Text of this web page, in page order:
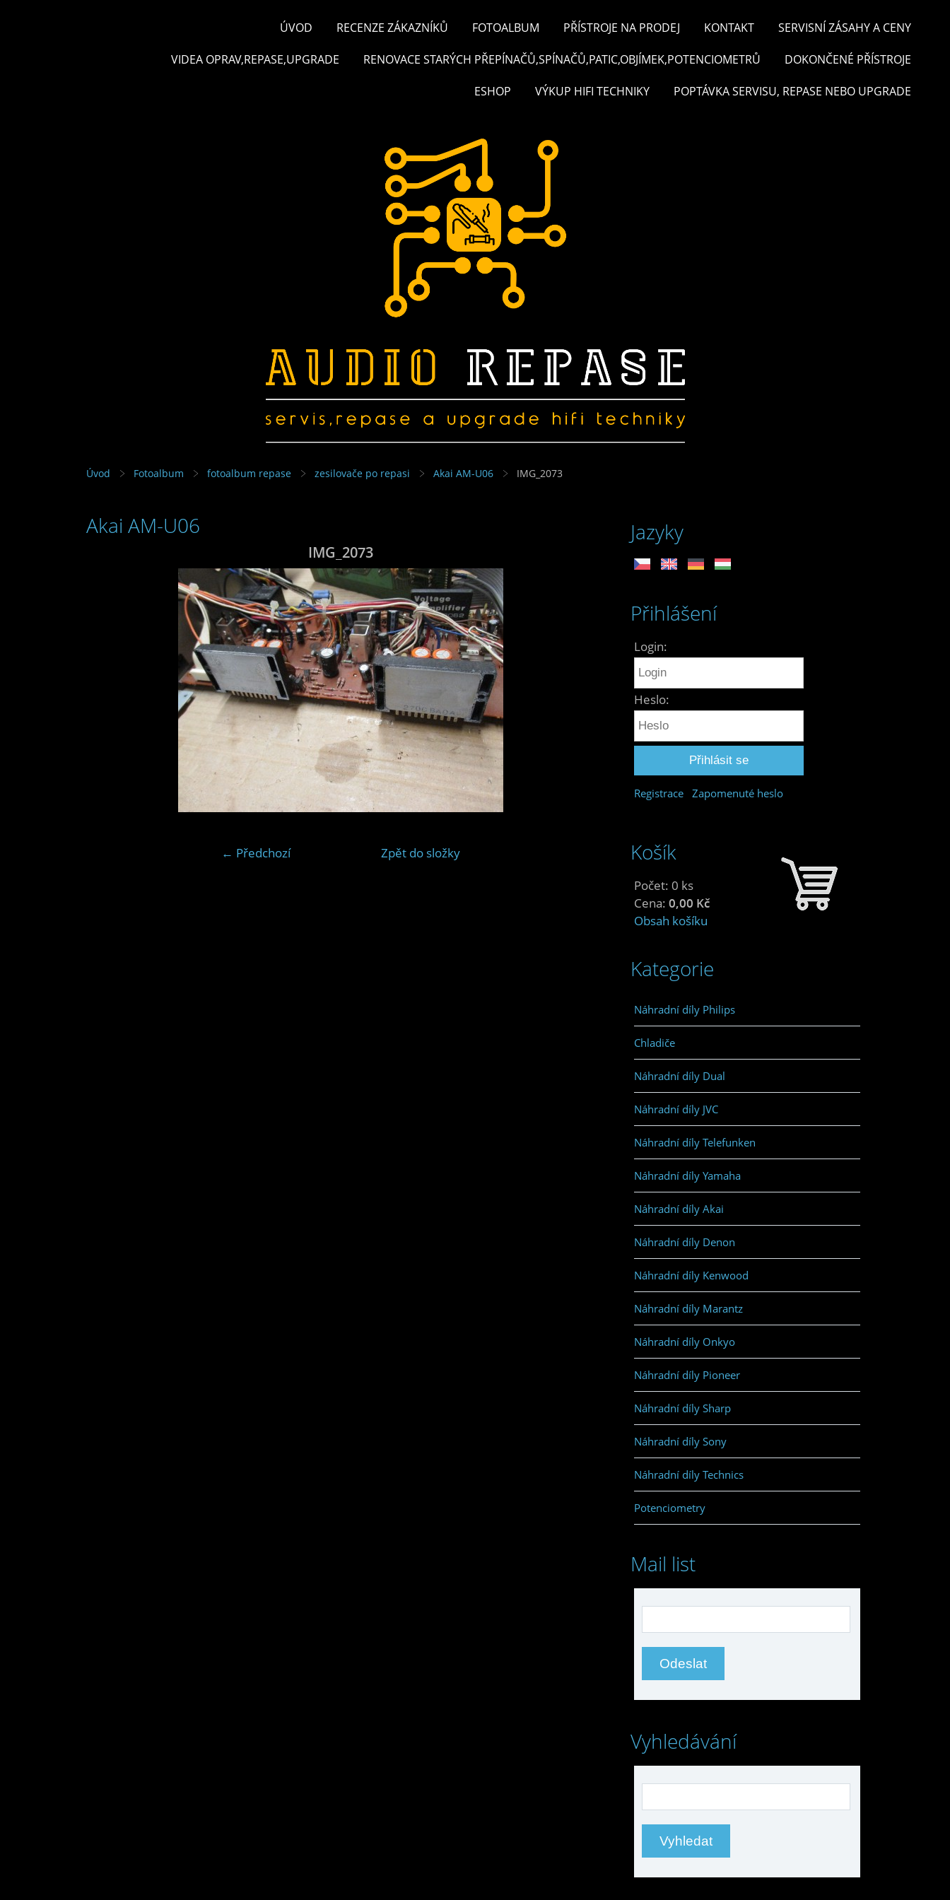
ÚVOD RECENZE ZÁKAZNÍKŮ FOTOALBUM PŘÍSTROJE NA PRODEJ KONTAKT SERVISNÍ ZÁSAHY A CENY
VIDEA OPRAV,REPASE,UPGRADE RENOVACE STARÝCH PŘEPÍNAČŮ,SPÍNAČŮ,PATIC,OBJÍMEK,POTENCIOMETRŮ DOKONČENÉ PŘÍSTROJE
ESHOP VÝKUP HIFI TECHNIKY POPTÁVKA SERVISU, REPASE NEBO UPGRADE
Úvod Fotoalbum fotoalbum repase zesilovače po repasi Akai AM-U06 IMG_2073
Akai AM-U06
IMG_2073
← Předchozí Zpět do složky
Jazyky
Přihlášení
Login:
Heslo:
Registrace Zapomenuté heslo
Košík
Počet: 0 ks
Cena: 0,00 Kč
Obsah košíku
Kategorie
Náhradní díly Philips
Chladiče
Náhradní díly Dual
Náhradní díly JVC
Náhradní díly Telefunken
Náhradní díly Yamaha
Náhradní díly Akai
Náhradní díly Denon
Náhradní díly Kenwood
Náhradní díly Marantz
Náhradní díly Onkyo
Náhradní díly Pioneer
Náhradní díly Sharp
Náhradní díly Sony
Náhradní díly Technics
Potenciometry
Mail list
Vyhledávání